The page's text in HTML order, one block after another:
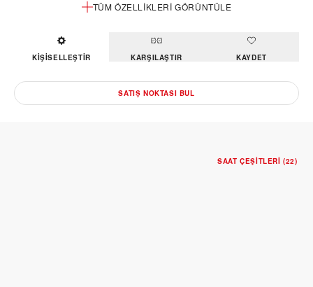
TÜM ÖZELLIKLERI GÖRÜNTÜLE
KIŞISELLEŞTIR KARŞILAŞTIR KAYDET
SATIŞ NOKTASI BUL
SAAT ÇEŞITLERI (22)